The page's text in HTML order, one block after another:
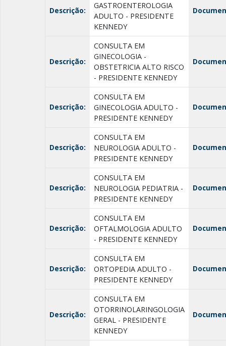
Descrição:
GASTROENTEROLOGIA
ADULTO - PRESIDENTE
KENNEDY
Descrição:
CONSULTA EM
GINECOLOGIA -
OBSTETRICIA ALTO RISCO
- PRESIDENTE KENNEDY
Descrição:
CONSULTA EM
GINECOLOGIA ADULTO -
PRESIDENTE KENNEDY
Descrição:
CONSULTA EM
NEUROLOGIA ADULTO -
PRESIDENTE KENNEDY
Descrição:
CONSULTA EM
NEUROLOGIA PEDIATRIA -
PRESIDENTE KENNEDY
Descrição:
CONSULTA EM
OFTALMOLOGIA ADULTO
- PRESIDENTE KENNEDY
Descrição:
CONSULTA EM
ORTOPEDIA ADULTO -
PRESIDENTE KENNEDY
Descrição:
CONSULTA EM
OTORRINOLARINGOLOGIA
GERAL - PRESIDENTE
KENNEDY